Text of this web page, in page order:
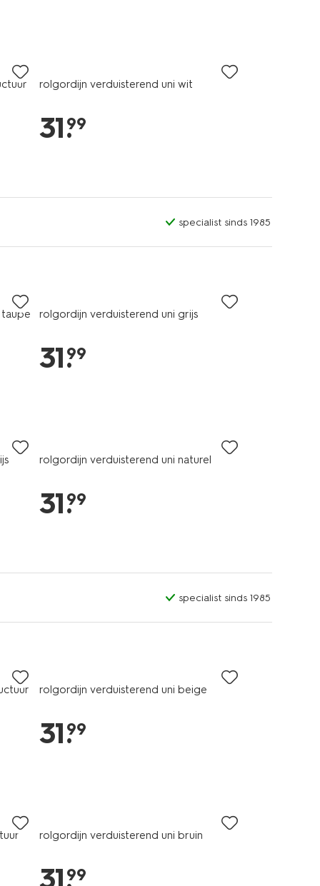
rolgordijn verduisterend uni wit
31.
99
specialist sinds 1985
rolgordijn verduisterend uni grijs
31.
99
rolgordijn verduisterend uni naturel
31.
99
specialist sinds 1985
rolgordijn verduisterend uni beige
31.
99
rolgordijn verduisterend uni bruin
31.
99